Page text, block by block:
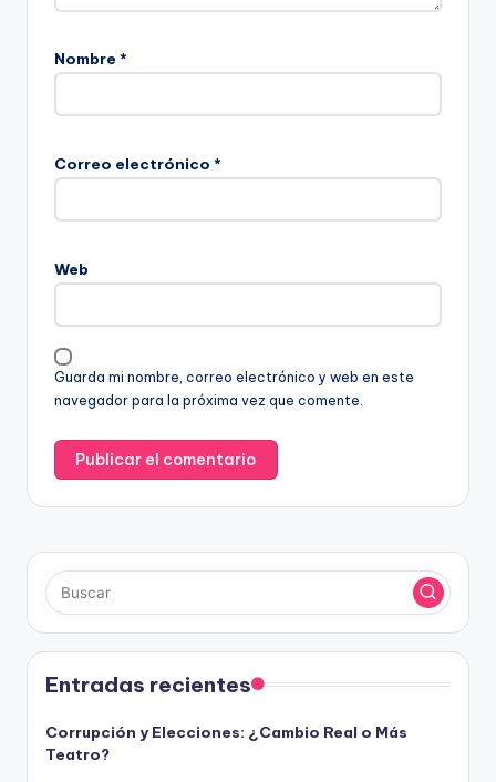
Nombre *
Correo electrónico *
Web
Guarda mi nombre, correo electrónico y web en este
navegador para la próxima vez que comente.
Entradas recientes
Corrupción y Elecciones: ¿Cambio Real o Más
Teatro?